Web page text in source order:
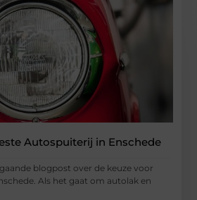
Autospuiterij in Enschede
blogpost over de keuze voor
Als het gaat om autolak en